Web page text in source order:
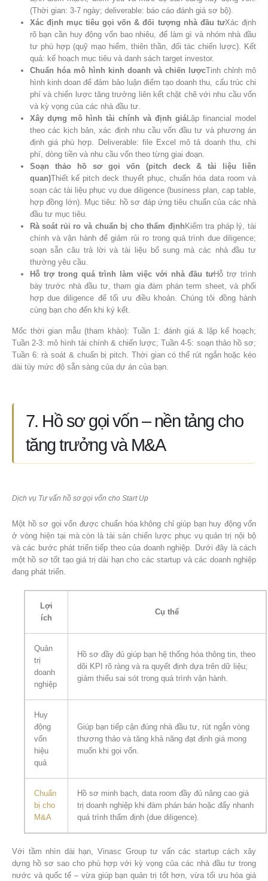
(Thời gian: 3-7 ngày; deliverable: báo cáo đánh giá sơ bộ).
Xác định mục tiêu gọi vốn & đối tượng nhà đầu tưXác định
rõ bạn cần huy động vốn bao nhiêu, để làm gì và nhóm nhà đầu
tư phù hợp (quỹ mạo hiểm, thiên thần, đối tác chiến lược). Kết
quả: kế hoạch mục tiêu và danh sách target investor.
Chuẩn hóa mô hình kinh doanh và chiến lượcTinh chỉnh mô
hình kinh doan để đảm bảo luận điểm tạo doanh thu, cấu trúc chi
phí và chiến lược tăng trưởng liên kết chặt chẽ với nhu cầu vốn
và kỳ vọng của các nhà đầu tư.
Xây dựng mô hình tài chính và định giáLập financial model
theo các kịch bản, xác định nhu cầu vốn đầu tư và phương án
định giá phù hợp. Deliverable: file Excel mô tả doanh thu, chi
phí, dòng tiền và nhu cầu vốn theo từng giai đoạn.
Soạn thảo hồ sơ gọi vốn (pitch deck & tài liệu liên
quan)Thiết kế pitch deck thuyết phục, chuẩn hóa data room và
soạn các tài liệu phục vụ due diligence (business plan, cap table,
hợp đồng lớn). Mục tiêu: hồ sơ đáp ứng tiêu chuẩn của các nhà
đầu tư mục tiêu.
Rà soát rủi ro và chuẩn bị cho thẩm định Kiểm tra pháp lý, tài
chính và vận hành để giảm rủi ro trong quá trình due diligence;
soạn sẵn câu trả lời và tài liệu bổ sung mà các nhà đầu tư
thường yêu cầu.
Hỗ trợ trong quá trình làm việc với nhà đầu tưHỗ trợ trình
bày trước nhà đầu tư, tham gia đàm phán term sheet, và phối
hợp due diligence để tối ưu điều khoản. Chúng tôi đồng hành
cùng bạn cho đến khi ký kết.
Mốc thời gian mẫu (tham khảo): Tuần 1: đánh giá & lập kế hoạch;
Tuần 2-3: mô hình tài chính & chiến lược; Tuần 4-5: soạn thảo hồ sơ;
Tuần 6: rà soát & chuẩn bị pitch. Thời gian có thể rút ngắn hoặc kéo
dài tùy mức độ sẵn sàng của dự án của bạn.
7. Hồ sơ gọi vốn – nền tảng cho
tăng trưởng và M&A
Dịch vụ Tư vấn hồ sơ gọi vốn cho Start Up
Một hồ sơ gọi vốn được chuẩn hóa không chỉ giúp bạn huy động vốn
ở vòng hiện tại mà còn là tài sản chiến lược phục vụ quản trị nội bộ
và các bước phát triển tiếp theo của doanh nghiệp. Dưới đây là cách
một hồ sơ tốt tạo giá trị dài hạn cho các startup và các doanh nghiệp
đang phát triển.
Lợi
ích
Cụ thể
Quản
trị
doanh
nghiệp
Hồ sơ đầy đủ giúp bạn hệ thống hóa thông tin, theo
dõi KPI rõ ràng và ra quyết định dựa trên dữ liệu;
giảm thiểu sai sót trong quá trình vận hành.
Huy
động
vốn
hiệu
quả
Giúp bạn tiếp cận đúng nhà đầu tư, rút ngắn vòng
thương thảo và tăng khả năng đạt định giá mong
muốn khi gọi vốn.
Chuẩn
bị cho
M&A
Hồ sơ minh bạch, data room đầy đủ nâng cao giá
trị doanh nghiệp khi đàm phán bán hoặc đẩy nhanh
quá trình thẩm định (due diligence).
Với tầm nhìn dài hạn, Vinasc Group tư vấn các startup cách xây
dựng hồ sơ sao cho phù hợp với kỳ vọng của các nhà đầu tư trong
nước và quốc tế – vừa giúp bạn quản trị tốt hơn, vừa tối ưu hóa giá